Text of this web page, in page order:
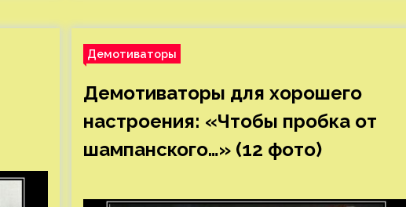
Демотиваторы
Демотиваторы для хорошего
настроения: «Чтобы пробка от
шампанского…» (12 фото)